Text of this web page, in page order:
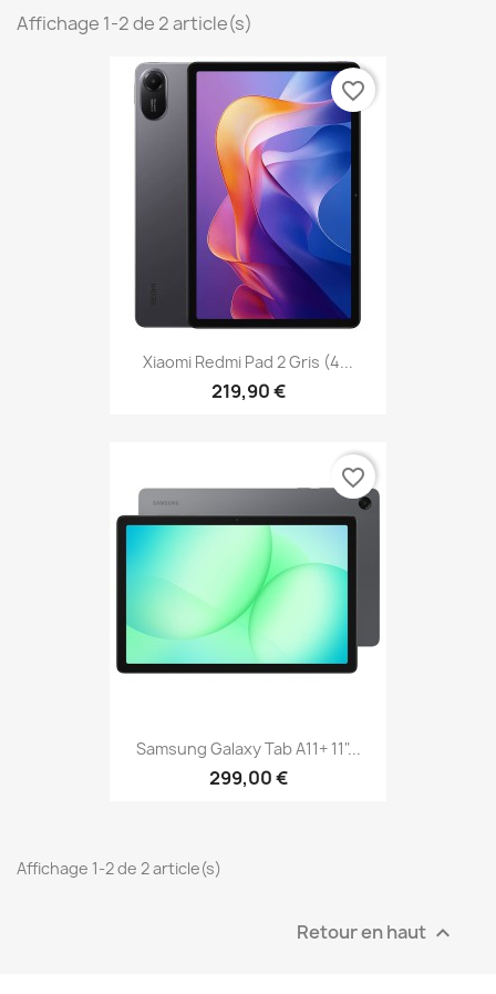
Affichage 1-2 de 2 article(s)
Xiaomi Redmi Pad 2 Gris (4...
219,90 €
favorite_border
Samsung Galaxy Tab A11+ 11"...
299,00 €
favorite_border
Affichage 1-2 de 2 article(s)
Retour en haut 